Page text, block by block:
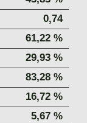
0,74
61,22 %
29,93 %
83,28 %
16,72 %
5,67 %